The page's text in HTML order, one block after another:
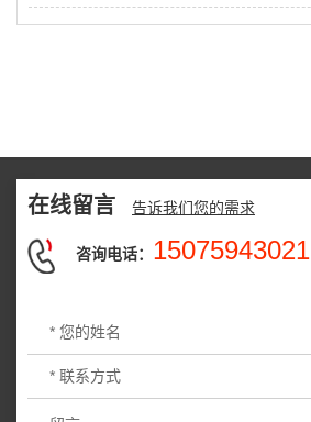
在线留言 告诉我们您的需求
咨询电话： 15075943021